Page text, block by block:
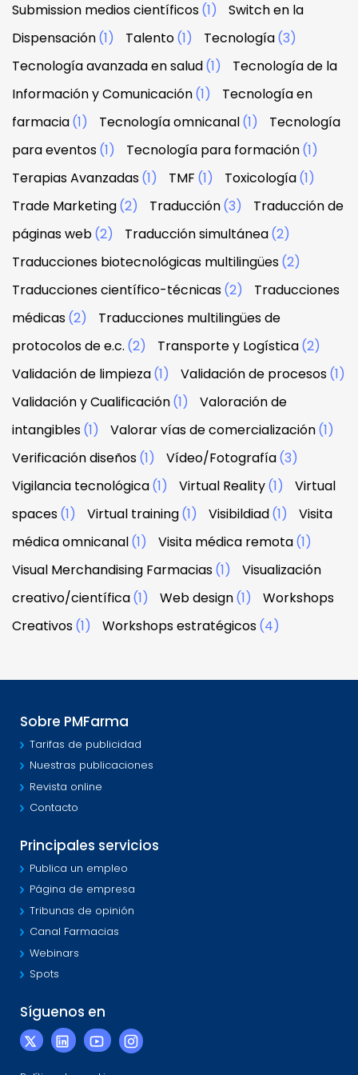
Submission medios científicos(1)
Switch en la
Dispensación(1) Talento(1) Tecnología(3)
Tecnología avanzada en salud(1)
Tecnología de la
Información y Comunicación(1)
Tecnología en
farmacia(1) Tecnología omnicanal(1)
Tecnología
para eventos(1) Tecnología para formación(1)
Terapias Avanzadas(1) TMF (1) Toxicología(1)
Trade Marketing(2) Traducción(3)
Traducción de
páginas web(2) Traducción simultánea(2)
Traducciones biotecnológicas multilingües(2)
Traducciones científico-técnicas(2)
Traducciones
médicas(2)
Traducciones multilingües de
protocolos de e.c. (2) Transporte y Logística(2)
Validación de limpieza(1) Validación de procesos(1)
Validación y Cualificación(1)
Valoración de
intangibles(1) Valorar vías de comercialización(1)
Verificación diseños(1) Vídeo/Fotografía(3)
Vigilancia tecnológica(1) Virtual Reality(1)
Virtual
spaces(1) Virtual training(1) Visibildiad(1)
Visita
médica omnicanal(1) Visita médica remota(1)
Visual Merchandising Farmacias(1)
Visualización
creativo/científica(1) Web design(1)
Workshops
Creativos(1) Workshops estratégicos(4)
Sobre PMFarma
Tarifas de publicidad
Nuestras publicaciones
Revista online
Contacto
Principales servicios
Publica un empleo
Página de empresa
Tribunas de opinión
Canal Farmacias
Webinars
Spots
Síguenos en